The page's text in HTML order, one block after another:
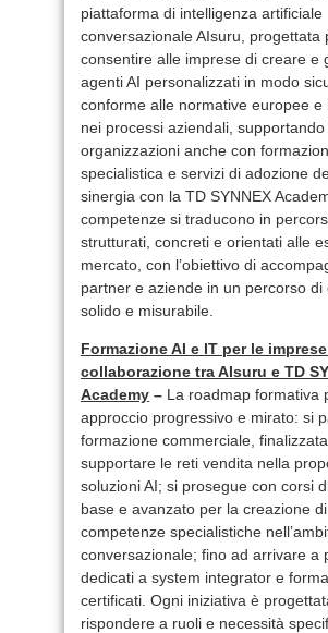
piattaforma di intelligenza artificiale
conversazionale AIsuru, progettata
consentire alle imprese di creare e
agenti AI personalizzati in modo
conforme alle normative europee e
nei processi aziendali, supportando
organizzazioni anche con
specialistica e servizi di adozione
sinergia con la TD SYNNEX
competenze si traducono in
strutturati, concreti e orientati alle
mercato, con l’obiettivo di
partner e aziende in un percorso di
solido e misurabile.
Formazione AI e IT per le
collaborazione tra AIsuru e TD
Academy – La roadmap formativa
approccio progressivo e mirato: si
formazione commerciale,
supportare le reti vendita nella
soluzioni AI; si prosegue con corsi
base e avanzato per la creazione di
competenze specialistiche
conversazionale; fino ad arrivare a
dedicati a system integrator e
certificati. Ogni iniziativa è
rispondere a ruoli e necessità